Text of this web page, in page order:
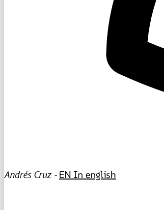
Andrés Cruz -EN In english